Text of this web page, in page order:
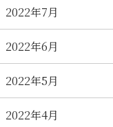
2022年7月
2022年6月
2022年5月
2022年4月